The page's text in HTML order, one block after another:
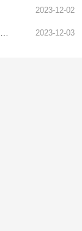
2023-12-02
2023-12-03